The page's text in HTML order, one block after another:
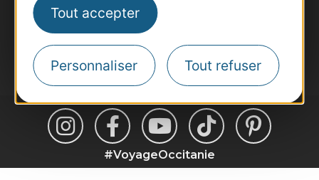
Tout accepter
Personnaliser Tout refuser
Inscrivez-vous à la lettre d'information
Destination Occitanie pour recevoir des
suggestions de séjours, de visites et de sorties.
Je m'abonne
#VoyageOccitanie